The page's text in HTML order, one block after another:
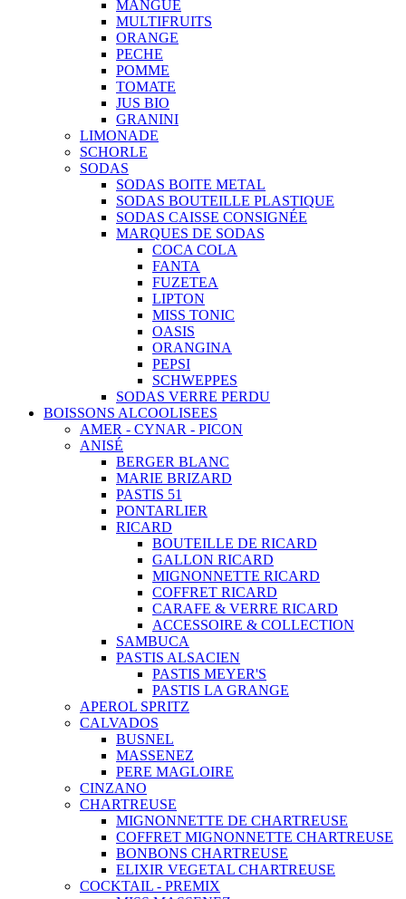
MANGUE
MULTIFRUITS
ORANGE
PECHE
POMME
TOMATE
JUS BIO
GRANINI
LIMONADE
SCHORLE
SODAS
SODAS BOITE METAL
SODAS BOUTEILLE PLASTIQUE
SODAS CAISSE CONSIGNÉE
MARQUES DE SODAS
COCA COLA
FANTA
FUZETEA
LIPTON
MISS TONIC
OASIS
ORANGINA
PEPSI
SCHWEPPES
SODAS VERRE PERDU
BOISSONS ALCOOLISEES
AMER - CYNAR - PICON
ANISÉ
BERGER BLANC
MARIE BRIZARD
PASTIS 51
PONTARLIER
RICARD
BOUTEILLE DE RICARD
GALLON RICARD
MIGNONNETTE RICARD
COFFRET RICARD
CARAFE & VERRE RICARD
ACCESSOIRE & COLLECTION
SAMBUCA
PASTIS ALSACIEN
PASTIS MEYER'S
PASTIS LA GRANGE
APEROL SPRITZ
CALVADOS
BUSNEL
MASSENEZ
PERE MAGLOIRE
CINZANO
CHARTREUSE
MIGNONNETTE DE CHARTREUSE
COFFRET MIGNONNETTE CHARTREUSE
BONBONS CHARTREUSE
ELIXIR VEGETAL CHARTREUSE
COCKTAIL - PREMIX